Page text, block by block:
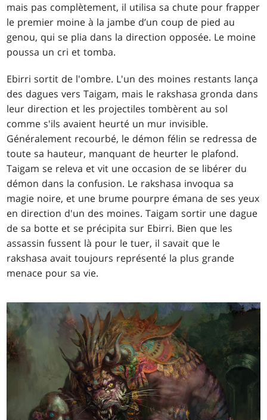
mais pas complètement, il utilisa sa chute pour frapper
le premier moine à la jambe d’un coup de pied au
genou, qui se plia dans la direction opposée. Le moine
poussa un cri et tomba.
Ebirri sortit de l'ombre. L'un des moines restants lança
des dagues vers Taigam, mais le rakshasa gronda dans
leur direction et les projectiles tombèrent au sol
comme s'ils avaient heurté un mur invisible.
Généralement recourbé, le démon félin se redressa de
toute sa hauteur, manquant de heurter le plafond.
Taigam se releva et vit une occasion de se libérer du
démon dans la confusion. Le rakshasa invoqua sa
magie noire, et une brume pourpre émana de ses yeux
en direction d'un des moines. Taigam sortir une dague
de sa botte et se précipita sur Ebirri. Bien que les
assassin fussent là pour le tuer, il savait que le
rakshasa avait toujours représenté la plus grande
menace pour sa vie.